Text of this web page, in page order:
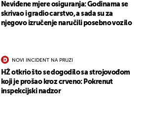
Neviđene mjere osiguranja: Godinama se
skrivao i gradio carstvo, a sada su za
njegovo izručenje naručili posebno vozilo
NOVI INCIDENT NA PRUZI
HŽ otkrio što se dogodilo sa strojovođom
koji je prošao kroz crveno: Pokrenut
inspekcijski nadzor